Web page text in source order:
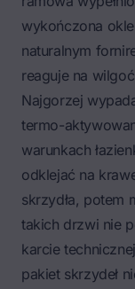
wykończona
naturalnym
reaguje na
Najgorzej
termo-
warunkach
odklejać na
skrzydła, potem
takich drzwi nie
karcie
pakiet skrzydeł